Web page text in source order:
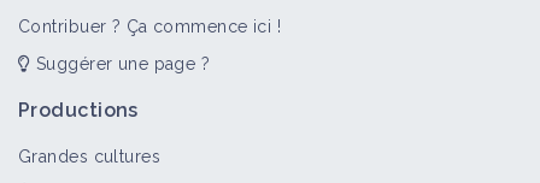
Contribuer ? Ça commence ici !
Suggérer une page ?
Productions
Grandes cultures